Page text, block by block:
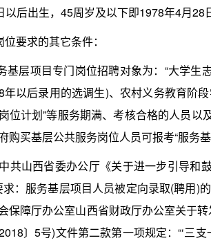
以后出生，45周岁及以下即1978年4月28
要求的其它条件：
层项目专门岗位招聘对象为：“大学生
年以后录用的选调生)、农村义务教育阶
位计划”等服务期满、考核合格的人员
购买基层公共服务岗位人员可报考“服务基
山西省委办公厅《关于进一步引导和
：服务基层项目人员被定向录取(聘用)
保障厅办公室山西省财政厅办公室关于
〕5号)文件第二款第一项规定：“‘三